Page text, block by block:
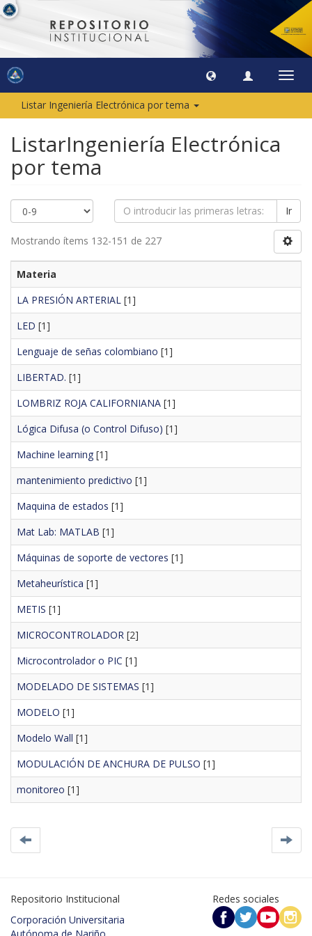
Listar Ingeniería Electrónica por tema
ListarIngeniería Electrónica
por tema
Ir
Mostrando ítems 132-151 de 227
Materia
LA PRESIÓN ARTERIAL [1]
LED [1]
Lenguaje de señas colombiano [1]
LIBERTAD. [1]
LOMBRIZ ROJA CALIFORNIANA [1]
Lógica Difusa (o Control Difuso) [1]
Machine learning [1]
mantenimiento predictivo [1]
Maquina de estados [1]
Mat Lab: MATLAB [1]
Máquinas de soporte de vectores [1]
Metaheurística [1]
METIS [1]
MICROCONTROLADOR [2]
Microcontrolador o PIC [1]
MODELADO DE SISTEMAS [1]
MODELO [1]
Modelo Wall [1]
MODULACIÓN DE ANCHURA DE PULSO [1]
monitoreo [1]
Repositorio Institucional
Corporación Universitaria
Redes sociales